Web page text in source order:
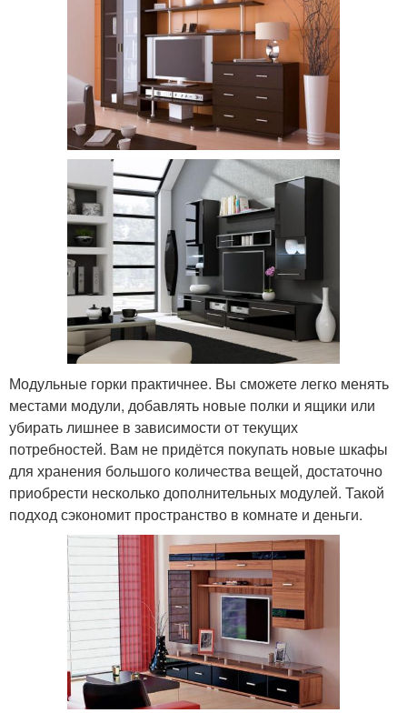
Модульные горки практичнее. Вы сможете легко менять
местами модули, добавлять новые полки и ящики или
убирать лишнее в зависимости от текущих
потребностей. Вам не придётся покупать новые шкафы
для хранения большого количества вещей, достаточно
приобрести несколько дополнительных модулей. Такой
подход сэкономит пространство в комнате и деньги.